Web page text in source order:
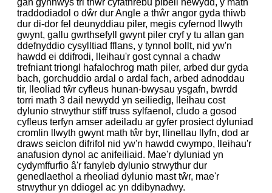
traddodiadol o dŵr dur Angle a thŵr angor gyda thiwb
dur di-dor fel deunyddiau piler, megis cyfernod llwyth
gwynt, gallu gwrthsefyll gwynt piler cryf y tu allan gan
ddefnyddio cysylltiad fflans, y tynnol bollt, nid yw'n
hawdd ei ddifrodi, lleihau'r gost cynnal a chadw
trefniant triongl hafalochrog math piler, arbed dur gyda
bach, gorchuddio ardal o ardal fach, arbed adnoddau
tir, lleoliad tŵr cyfleus hunan-bwysau ysgafn, bwrdd
torri math 3 dail newydd yn seiliedig, lleihau cost
dylunio strwythur stiff truss sylfaenol, cludo a gosod
cyfleus terfyn amser adeiladu ar gyfer prosiect dyluniad
cromlin llwyth gwynt math tŵr byr, llinellau llyfn, dod ar
draws seiclon difrifol nid yw'n hawdd cwympo, lleihau'r
anafusion dynol ac anifeiliaid. Mae'r dyluniad yn
cydymffurfio â'r fanyleb dylunio strwythur dur
genedlaethol a rheoliad dylunio mast tŵr, mae'r
strwythur yn ddiogel ac yn ddibynadwy.